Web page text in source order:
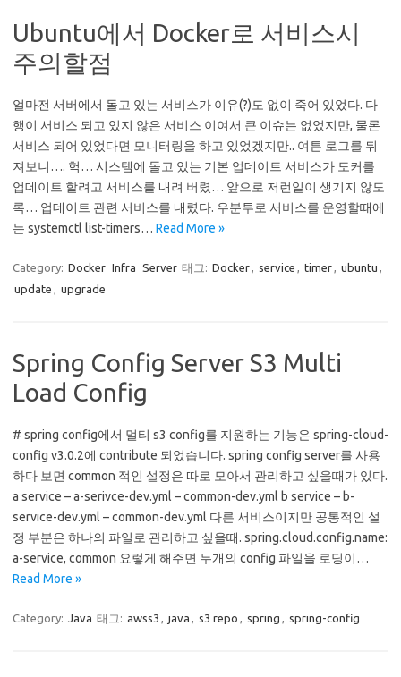
Ubuntu에서 Docker로 서비스시
주의할점
얼마전 서버에서 돌고 있는 서비스가 이유(?)도 없이 죽어 있었다. 다
행이 서비스 되고 있지 않은 서비스 이여서 큰 이슈는 없었지만, 물론
서비스 되어 있었다면 모니터링을 하고 있었겠지만.. 여튼 로그를 뒤
져보니…. 헉… 시스템에 돌고 있는 기본 업데이트 서비스가 도커를
업데이트 할려고 서비스를 내려 버렸… 앞으로 저런일이 생기지 않도
록… 업데이트 관련 서비스를 내렸다. 우분투로 서비스를 운영할때에
는 systemctl list-timers… Read More »
Category: Docker Infra Server 태그: Docker, service , timer, ubuntu ,
update , upgrade
Spring Config Server S3 Multi
Load Config
# spring config에서 멀티 s3 config를 지원하는 기능은 spring-cloud-
config v3.0.2에 contribute 되었습니다. spring config server를 사용
하다 보면 common 적인 설정은 따로 모아서 관리하고 싶을때가 있다.
a service – a-serivce-dev.yml – common-dev.yml b service – b-
service-dev.yml – common-dev.yml 다른 서비스이지만 공통적인 설
정 부분은 하나의 파일로 관리하고 싶을때. spring.cloud.config.name:
a-service, common 요렇게 해주면 두개의 config 파일을 로딩이…
Read More »
Category: Java 태그: awss3 , java , s3 repo , spring , spring-config